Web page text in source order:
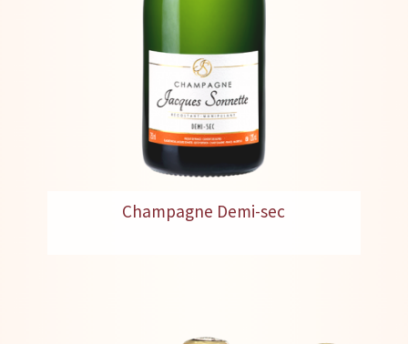
Champagne Demi-sec